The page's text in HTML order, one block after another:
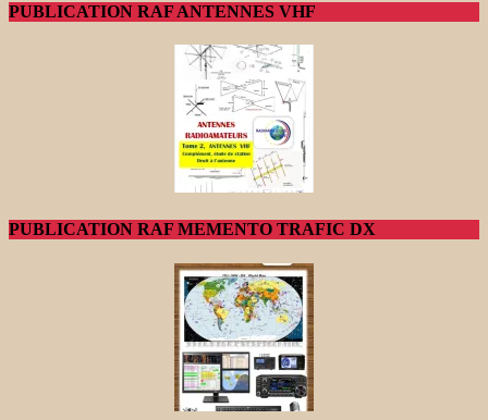
PUBLICATION RAF ANTENNES VHF
PUBLICATION RAF MEMENTO TRAFIC DX